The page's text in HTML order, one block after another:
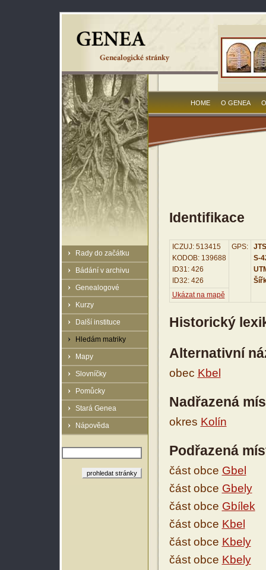
Rady do začátku
Bádání v archivu
Genealogové
Kurzy
Další instituce
Hledám matriky
Mapy
Slovníčky
Pomůcky
Stará Genea
Nápověda
HOME O GENEA
Identifikace
ICZUJ: 513415
KODOB: 139688
ID31: 426
ID32: 426
GPS:
S-
Ukázat na mapě
Historický
Alternativní
obec Kbel
Nadřazená
okres Kolín
Podřazená
část obce Gbel
část obce Gbely
část obce Gbílek
část obce Kbel
část obce Kbely
část obce Kbely